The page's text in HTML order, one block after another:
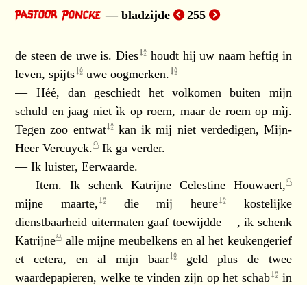
bladzijde 255
de steen de uwe is.Dies
houdt hij uw naam heftig in
leven,spijts uweoogmerken.
— Héé, dan geschiedt het volkomen buiten mijn
schuld en jaag niet ìk op roem, maar de roem op mìj.
Tegen zoo entwat kan ik mij niet verdedigen, Mijn-
Heer Vercuyck. Ik ga verder.
— Ik luister, Eerwaarde.
— Item. Ik schenk Katrijne Celestine Houwaert,
mijnemaarte, die mijheure kostelijke
dienstbaarheid uitermaten gaaf toewijdde —, ik schenk
Katrijne alle mijne meubelkens en al het keukengerief
et cetera, en al mijn baar
geld plus de twee
waardepapieren, welke te vinden zijn op hetschab in